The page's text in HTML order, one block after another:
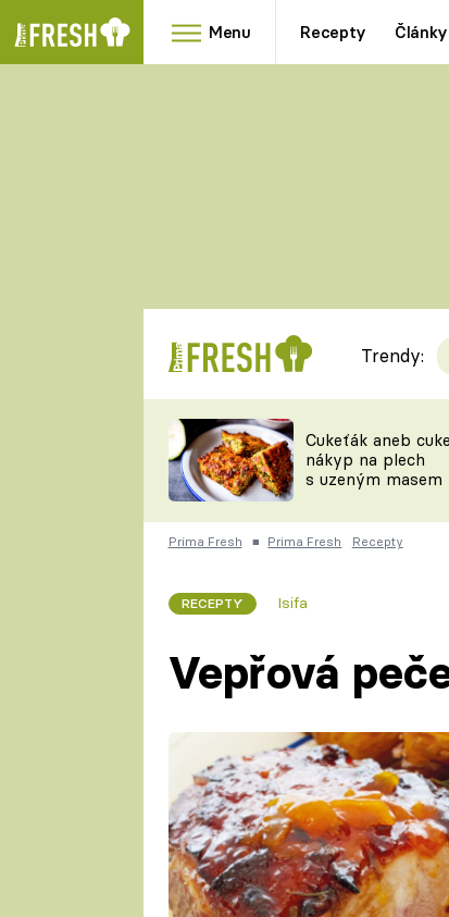
Menu Recepty Články
RYCHLOVKY
TEĎ VAŘÍ ŠÉF!
ČESKO NA
Trendy:
Cukeťák aneb
nákyp na plech
s uzeným masem
zpracovat
cukety
Prima Fresh ■ Prima Fresh Recepty
RECEPTY Isifa
Vepřová